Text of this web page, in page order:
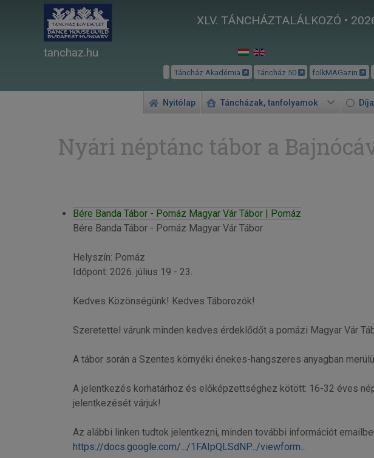
XLV. TÁNCHÁZTALÁLKOZÓ •
tanchaz.hu
Táncház Akadémia Táncház 50 folkMAGazin
Nyitólap Táncházak, tanfolyamok
Nyári néptánc tábor a
Bére Banda Tábor - Pomáz Magyar Vár Tábor | Pomáz
Bére Banda Tábor - Pomáz Magyar Vár Tábor
Helyszín: Pomáz
Időpont: 2026. július 19 - 23.
Kedves Közönségünk! Kedves Táborozók!
Szeretettel várunk minden kedves érdeklődőt a pomázi Magyar Vár
A tábor során a Szentes környéki énekes-hangszeres anyagban
A jelentkezés korhatárhoz és előképzettséghez kötött: 16-32 éves
jelentkezését várjuk!
Az alábbi linken tudtok jelentkezni, minden további információt
https://docs.google.com/.../1FAIpQLSdNP.../viewform...